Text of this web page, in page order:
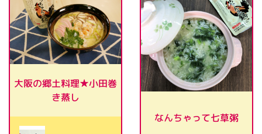
大阪の郷土料理★小田巻
き蒸し
なんちゃって七草粥